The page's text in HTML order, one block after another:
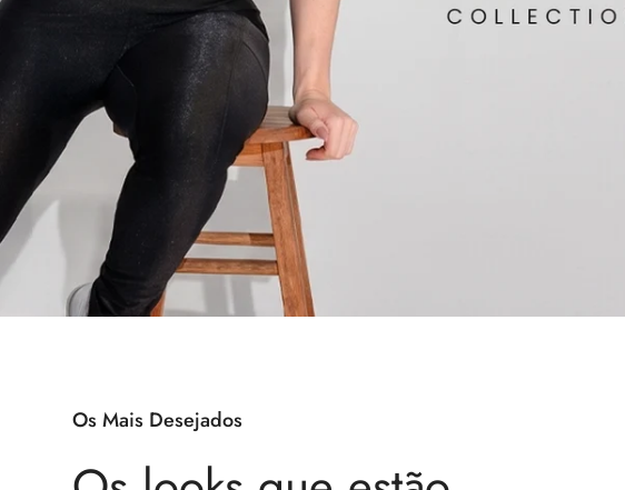
Os Mais Desejados